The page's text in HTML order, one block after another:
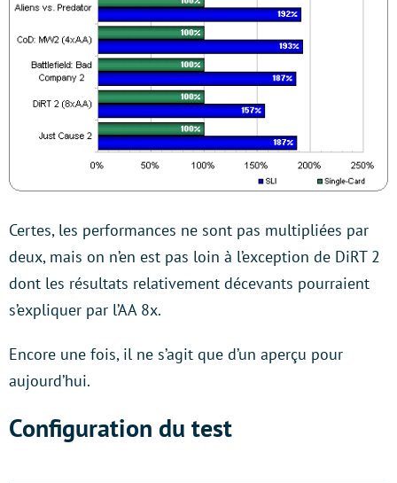
Certes, les performances ne sont pas multipliées par
deux, mais on n’en est pas loin à l’exception de DiRT 2
dont les résultats relativement décevants pourraient
s’expliquer par l’AA 8x.
Encore une fois, il ne s’agit que d’un aperçu pour
aujourd’hui.
Configuration du test